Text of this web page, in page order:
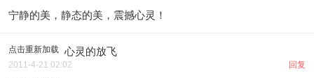
宁静的美，静态的美，震撼心灵！
点击重新加载 心灵的放飞
2011-4-21 02:02 回复